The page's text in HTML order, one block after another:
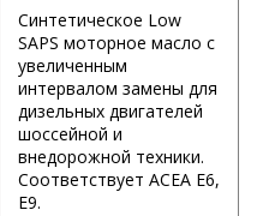
Синтетическое Low
SAPS моторное масло с
увеличенным
интервалом замены для
дизельных двигателей
шоссейной и
внедорожной техники.
Соответствует ACEA E6,
E9.